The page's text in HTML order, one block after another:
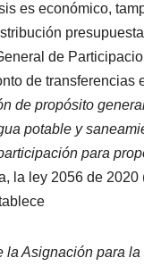
es económico,
de
de transferencias
de propósito
potable y
para
la ley 2056 de 2020
la Asignación para